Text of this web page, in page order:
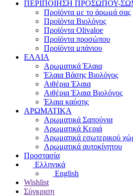
ΠΕΡΙΠΟΙΗΣΗ ΠΡΟΣΩΠΟΥ-
Προϊόντα με το άρωμά σας
Προϊόντα Βιολόγος
Προϊόντα Olivaloe
Προϊόντα προσώπου
Προϊόντα μπάνιου
ΕΛΑΙΑ
Αρωματικά Έλαια
Έλαια Βάσης Βιολόγος
Αιθέρια Έλαια
Αιθέρια Έλαια Βιολόγος
Έλαια καύσης
ΑΡΩΜΑΤΙΚΑ
Αρωματικά Σαπούνια
Αρωματικά Κεριά
Αρωματικά εσωτερικού
Αρωματικά αυτοκίνητου
Προστασία
Ελληνικά
English
Wishlist
Σύγκριση